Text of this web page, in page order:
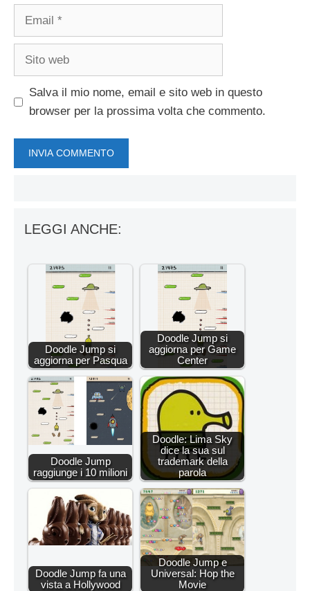
Email
Sito
Salva il mio nome, email e sito web in questo
browser per la prossima volta che commento.
LEGGI ANCHE:
Doodle Jump si
aggiorna per Pasqua
Doodle Jump si
aggiorna per Game
Center
Doodle Jump
raggiunge i 10 milioni
Doodle: Lima Sky
dice la sua sul
trademark della
parola
Doodle Jump fa una
vista a Hollywood
Doodle Jump e
Universal: Hop the
Movie